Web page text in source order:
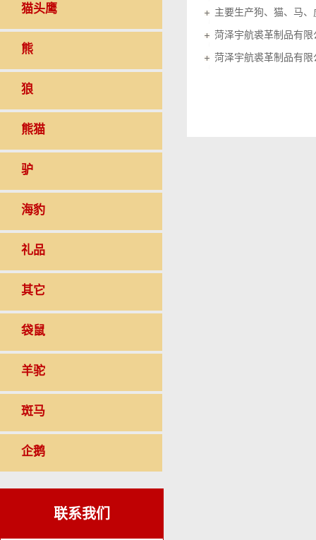
猫头鹰
熊
狼
熊猫
驴
海豹
礼品
其它
袋鼠
羊驼
斑马
企鹅
联系我们
菏泽宇航裘革制品有限
菏泽宇航裘革制品有限